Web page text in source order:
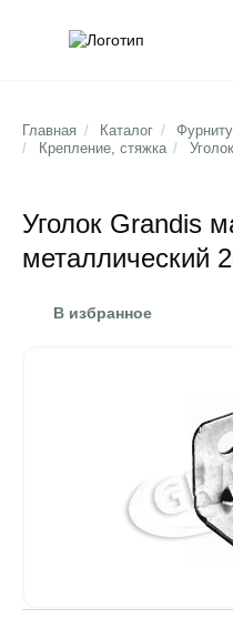
Главная / Каталог /
/
Крепление, стяжка /
Уголок Grandis
металлический
В избранное